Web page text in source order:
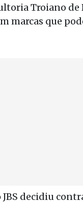
Troiano
marcas que
decidiu